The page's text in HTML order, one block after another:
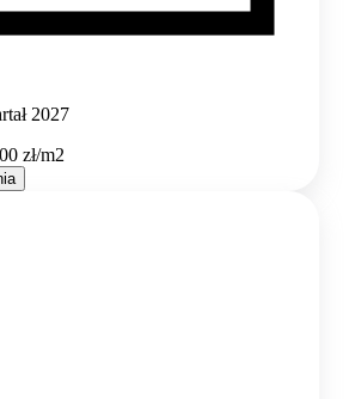
2027
zł/m2